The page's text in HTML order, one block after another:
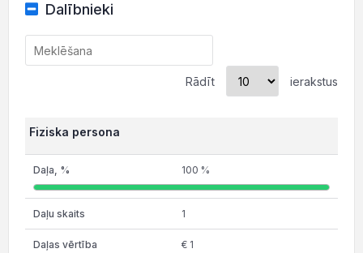
Dalībnieki
Rādīt ierakstus
Fiziska persona
100 %
1
€ 1